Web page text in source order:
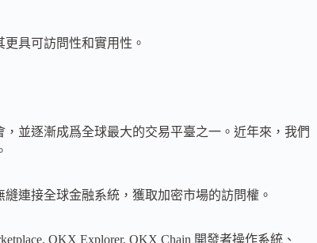
具可訪問性和實用性。
並逐漸成爲全球最大的交易平臺之一。近年來，我們
連接全球金融系統，獲取加密市場的訪問權。
OKX Explorer, OKX Chain 開發者操作系統、